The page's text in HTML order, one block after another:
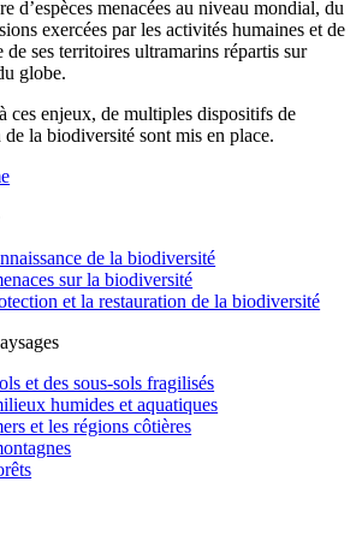
d’espèces menacées au niveau mondial, du
exercées par les activités humaines et de
de ses territoires ultramarins répartis sur
globe.
ces enjeux, de multiples dispositifs de
de la biodiversité sont mis en place.
de la biodiversité
sur la biodiversité
et la restauration de la biodiversité
et des sous-sols fragilisés
humides et aquatiques
et les régions côtières